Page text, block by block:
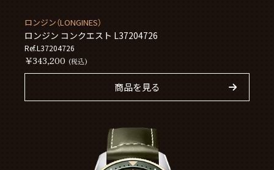
ロンジン（LONGINES）
ロンジン コンクエスト L37204726
Ref.L37204726
￥343,200 (税込)
商品を見る